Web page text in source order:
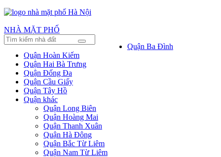
NHÀ MẶT PHỐ
Quận Ba Đình
Quận Hoàn Kiếm
Quận Hai Bà Trưng
Quận Đống Đa
Quận Cầu Giấy
Quận Tây Hồ
Quận khác
Quận Long Biên
Quận Hoàng Mai
Quận Thanh Xuân
Quận Hà Đông
Quận Bắc Từ Liêm
Quận Nam Từ Liêm